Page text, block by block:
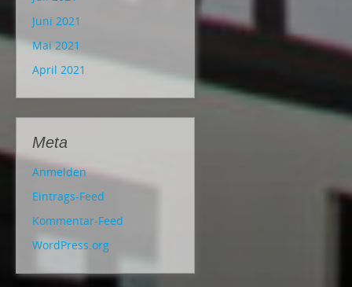
Juni 2021
Mai 2021
April 2021
Meta
Anmelden
Eintrags-Feed
Kommentar-Feed
WordPress.org